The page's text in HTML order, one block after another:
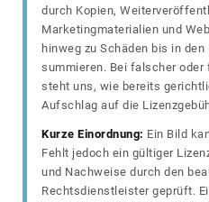
durch Kopien,
Marketingmaterialien und
hinweg zu Schäden bis in
summieren. Bei falscher oder
steht uns, wie bereits
Aufschlag auf die
Kurze Einordnung: Ein Bild
Fehlt jedoch ein gültiger
und Nachweise durch den
Rechtsdienstleister geprüft.